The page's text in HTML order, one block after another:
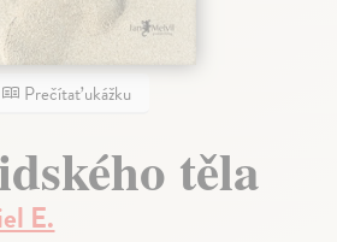
Prečítať ukážku
těla
E.